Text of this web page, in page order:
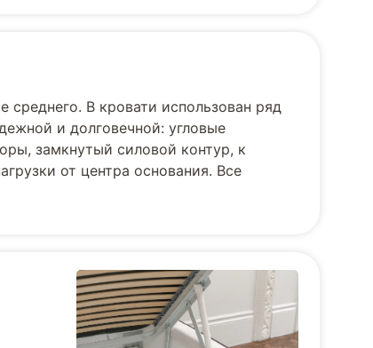
В кровати использован ряд
и долговечной: угловые
замкнутый силовой контур, к
от центра основания. Все